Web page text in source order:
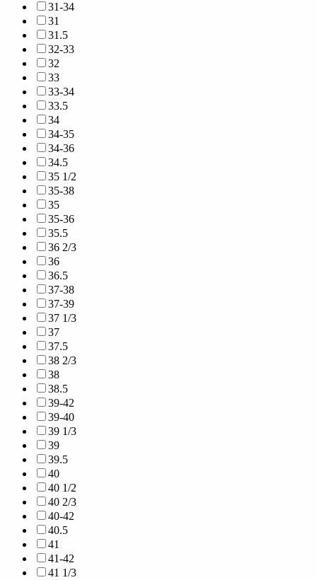
31-34
31
31.5
32-33
32
33
33-34
33.5
34
34-35
34-36
34.5
35 1/2
35-38
35
35-36
35.5
36 2/3
36
36.5
37-38
37-39
37 1/3
37
37.5
38 2/3
38
38.5
39-42
39-40
39 1/3
39
39.5
40
40 1/2
40 2/3
40-42
40.5
41
41-42
41 1/3